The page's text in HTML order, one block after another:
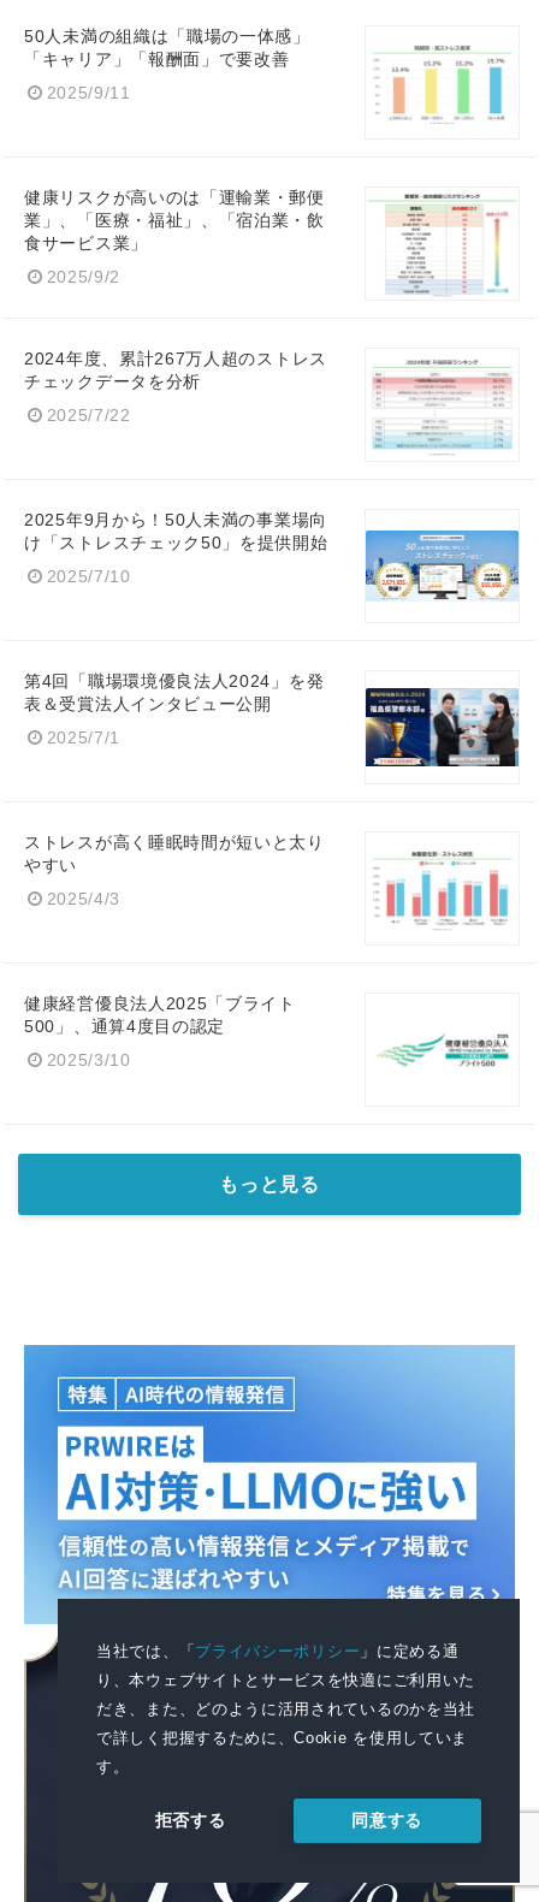
当社では、「プライバシーポリシー 」に定める通
り、本ウェブサイトとサービスを快適にご利用いた
だき、また、どのように活用されているのかを当社
で詳しく把握するために、Cookie を使用していま
す。
拒否する 同意する
50人未満の組織は「職場の一体感」
「キャリア」「報酬面」で要改善
2025/9/11
健康リスクが高いのは「運輸業・郵便
業」、「医療・福祉」、「宿泊業・飲
食サービス業」
2025/9/2
2024年度、累計267万人超のストレス
チェックデータを分析
2025/7/22
2025年9月から！50人未満の事業場向
け「ストレスチェック50」を提供開始
2025/7/10
第4回「職場環境優良法人2024」を発
表＆受賞法人インタビュー公開
2025/7/1
ストレスが高く睡眠時間が短いと太り
やすい
2025/4/3
健康経営優良法人2025「ブライト
500」、通算4度目の認定
2025/3/10
もっと見る